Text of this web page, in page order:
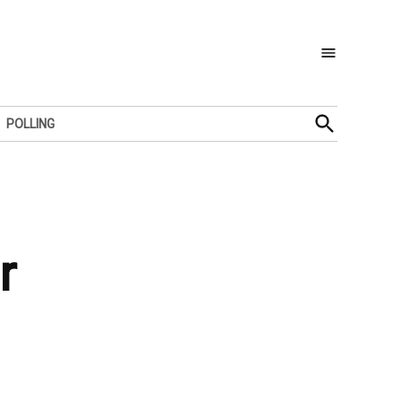
POLLING
Open
Search